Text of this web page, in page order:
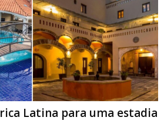
Latina para uma estadia